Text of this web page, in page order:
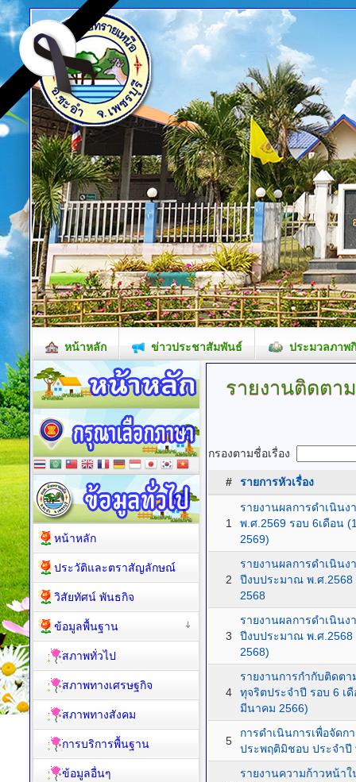
หน้าหลัก ข่าวประชาสัมพันธ์ ประมวลภาพ
รายงานติดตา
กรองตามชื่อเรื่อง
# รายการหัวเรื่อง
1
รายงานผลการดำเนิน
พ.ศ.2569 รอบ 6เดือน
2569)
2
รายงานผลการดำเนินง
ปีงบประมาณ พ.ศ.2568
2568
3
รายงานผลการดำเนินง
ปีงบประมาณ พ.ศ
2568)
4
รายงานการกำกับติดต
ทุจริตประจำปี รอบ 6 เ
มีนาคม 2566)
5
การดำเนินการเพื่อจัดก
ประพฤติมิชอบ ประจำปี
รายงานความก้าวหน้า
หน้าหลัก
ประวัติและตราสัญลักษณ์
วิสัยทัศน์ พันธกิจ
ข้อมูลพื้นฐาน
สภาพทั่วไป
สภาพทางเศรษฐกิจ
สภาพทางสังคม
การบริการพื้นฐาน
ข้อมูลอื่นๆ